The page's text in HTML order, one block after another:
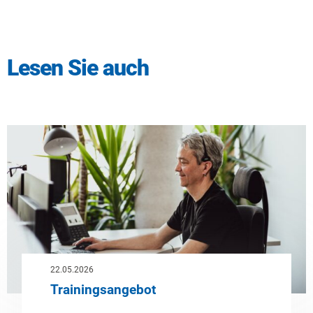
Lesen Sie auch
22.05.2026
Trainingsangebot